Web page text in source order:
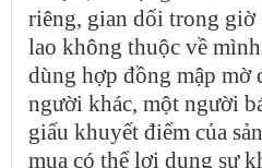
riêng, gian dối trong giờ
lao không thuộc về
dùng hợp đồng mập mờ
người khác, một người
giấu khuyết điểm của
mua có thể lợi dụng sự